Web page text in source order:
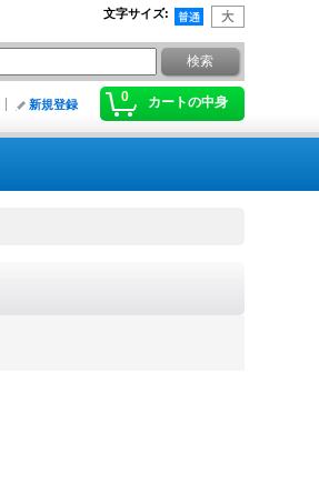
文字サイズ:
0 カートの中身
新規登録